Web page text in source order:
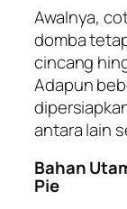
Awalnya,
domba
cincang
Adapun
antara lain
Bahan
Pie